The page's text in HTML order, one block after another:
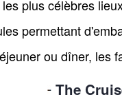
plus célèbres
permettant
ou dîner, les
The